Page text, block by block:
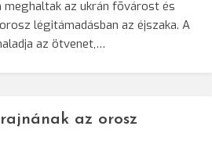
meghaltak az ukrán fõvárost és
légitámadásban az éjszaka. A
az ötvenet,…
az orosz